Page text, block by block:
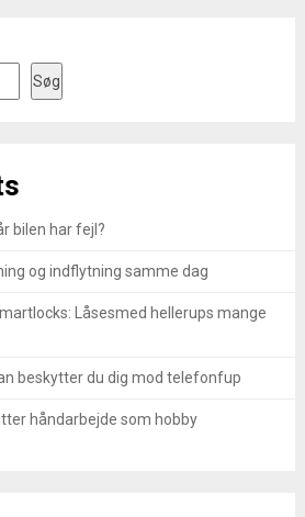
Søg
bilen har fejl?
og indflytning samme dag
Låsesmed hellerups mange
beskytter du dig mod telefonfup
håndarbejde som hobby